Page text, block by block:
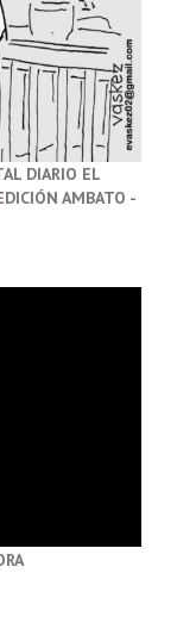
DIARIO EL
AMBATO -